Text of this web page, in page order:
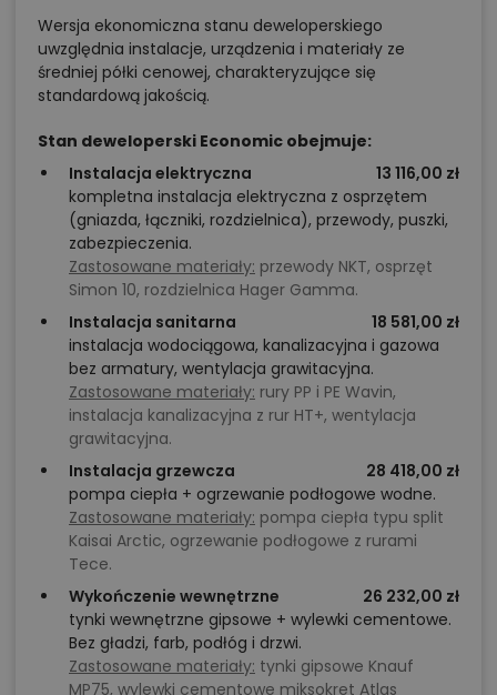
samochodu, ale też
strefa hobbystyczna i magazyn
na narzędzia, rowery czy wózki dziecięce. Tego typu
wygody są zwykle dostępne w domach o dużo
większym metrażu – tutaj otrzymują je Państwo „w
pakiecie”.
Technologia, komfort energetyczny i
trwałość
Ściany zewnętrzne i wewnętrzne wykonane są z
betonu komórkowego
(24 cm), co gwarantuje dobrą
izolacyjność termiczną, stabilny mikroklimat we
wnętrzu i solidność przegród. Strop zaprojektowano
jako dolny pas wiązarów MITEK, a konstrukcję dachu –
w formieprefabrykowanych wiązarów drewnianych
To przekłada się na precyzyjny montaż, krótszy czas
budowy i powtarzalną jakość. Dach kryty dachówką,
elewacja wykończona tynkiem silikonowym i deską
elewacyjną – to sprawdzone, trwałe rozwiązania,
które dobrze wyglądają i starzeją się z klasą.
Ogrzewanie przewidziano jakokocioł gazowy lub
pompę ciepła, a wentylację – mechaniczną.
spełnia wymagania WT2021, co oznacza nowoczesne
Wersja ekonomiczna stanu deweloperskiego
uwzględnia instalacje, urządzenia i materiały ze
średniej półki cenowej, charakteryzujące się
standardową jakością.
Stan deweloperski Economic obejmuje:
Instalacja elektryczna
13 116,00 zł
kompletna instalacja elektryczna z osprzętem
(gniazda, łączniki, rozdzielnica), przewody, puszki,
zabezpieczenia.
Zastosowane materiały: przewody NKT, osprzęt
Simon 10, rozdzielnica Hager Gamma.
Instalacja sanitarna
18 581,00 zł
instalacja wodociągowa, kanalizacyjna i gazowa
bez armatury, wentylacja grawitacyjna.
Zastosowane materiały: rury PP i PE Wavin,
instalacja kanalizacyjna z rur HT+, wentylacja
grawitacyjna.
Instalacja grzewcza
28 418,00 zł
pompa ciepła + ogrzewanie podłogowe wodne.
Zastosowane materiały: pompa ciepła typu split
Kaisai Arctic, ogrzewanie podłogowe z rurami
Tece.
Wykończenie wewnętrzne
26 232,00 zł
tynki wewnętrzne gipsowe + wylewki cementowe.
Bez gładzi, farb, podłóg i drzwi.
Zastosowane materiały: tynki gipsowe Knauf
MP75, wylewki cementowe miksokret Atlas